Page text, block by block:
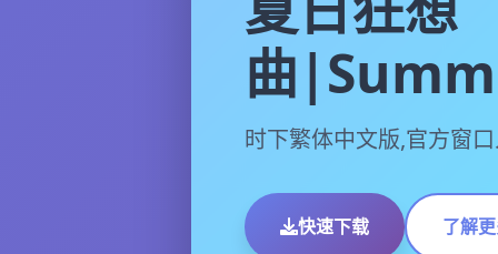
曲
时下繁体中文版,官方窗
快速下载 了解